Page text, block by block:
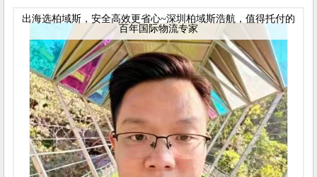
出海选柏域斯，安全高效更省心~深圳柏域斯浩航，值得托付的
百年国际物流专家